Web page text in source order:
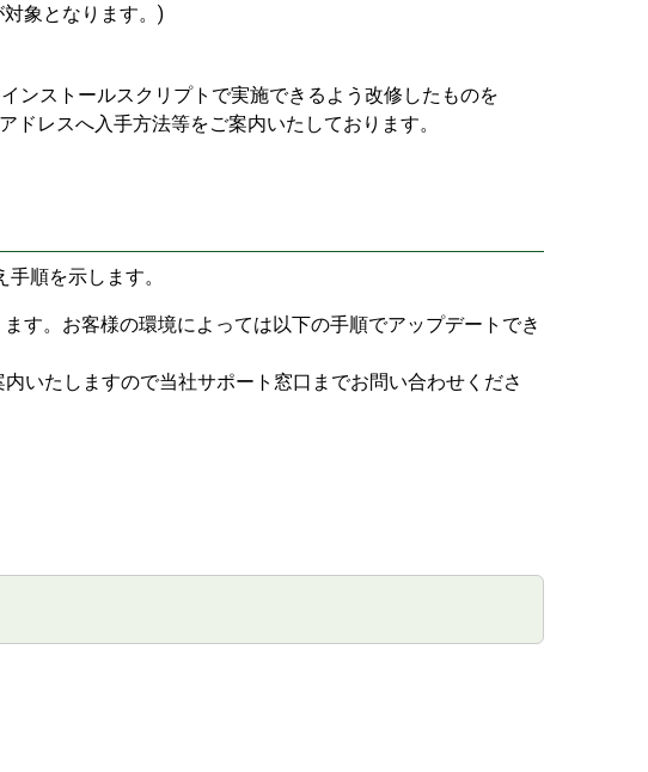
象となります。)
ンストールスクリプトで実施できるよう改修したものを
レスへ入手方法等をご案内いたしております。
順を示します。
す。お客様の環境によっては以下の手順でアップデートでき
いたしますので当社サポート窓口までお問い合わせくださ